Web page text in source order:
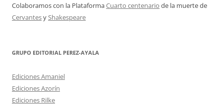
Colaboramos con la PlataformaCuarto centenario de la muerte de
CervantesyShakespeare
GRUPO EDITORIAL PEREZ-AYALA
Ediciones Amaniel
Ediciones Azorín
Ediciones Rilke